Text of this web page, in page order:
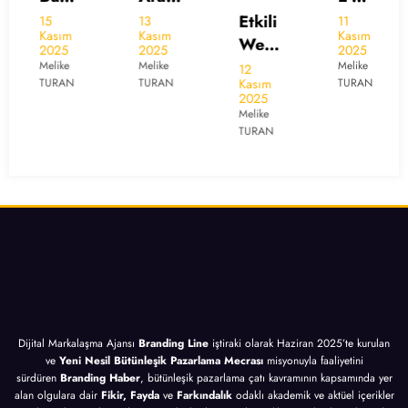
me
Pazar
lama
sı
15
Kasım
2025
Melike
TURAN
a
Moto
ru
Pazar
Altın
13
Kasım
2025
Melike
TURAN
Etkili
Web
Tasar
ım
İçin
10
12
Kasım
2025
Melike
TURAN
Posta
Pazar
lama
sı
11
Kasım
2025
Melike
TURAN
Dijital Markalaşma Ajansı Branding Line iştiraki olarak Haziran 2025’te kurulan
ve Yeni Nesil Bütünleşik Pazarlama Mecrası misyonuyla faaliyetini
sürdüren Branding Haber, bütünleşik pazarlama çatı kavramının kapsamında yer
alan olgulara dair Fikir, Fayda ve Farkındalık odaklı akademik ve aktüel içerikler